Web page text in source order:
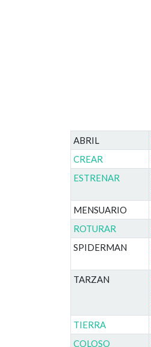
ABRIL
CREAR
ESTRENAR
MENSUARIO
ROTURAR
SPIDERMAN
TARZAN
TIERRA
COLOSO